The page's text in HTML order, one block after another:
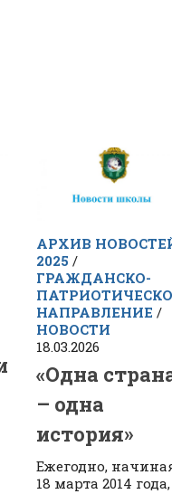
АРХИВ
2025 /
ГРАЖДАНСКО-
НАПРАВЛЕНИЕ /
НОВОСТИ
18.03.2026
«Одна
– одна
история»
Ежегодно,
18 марта 2014